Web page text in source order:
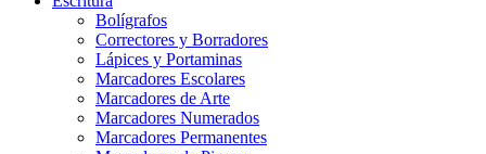
Bolígrafos
Correctores y Borradores
Lápices y Portaminas
Marcadores Escolares
Marcadores de Arte
Marcadores Numerados
Marcadores Permanentes